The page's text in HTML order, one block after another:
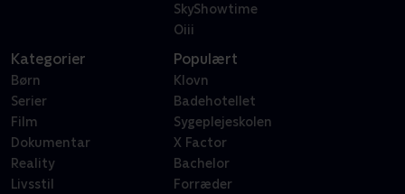
SkyShowtime
Oiii
Kategorier
Børn
Serier
Film
Dokumentar
Reality
Livsstil
Populært
Klovn
Badehotellet
Sygeplejeskolen
X Factor
Bachelor
Forræder